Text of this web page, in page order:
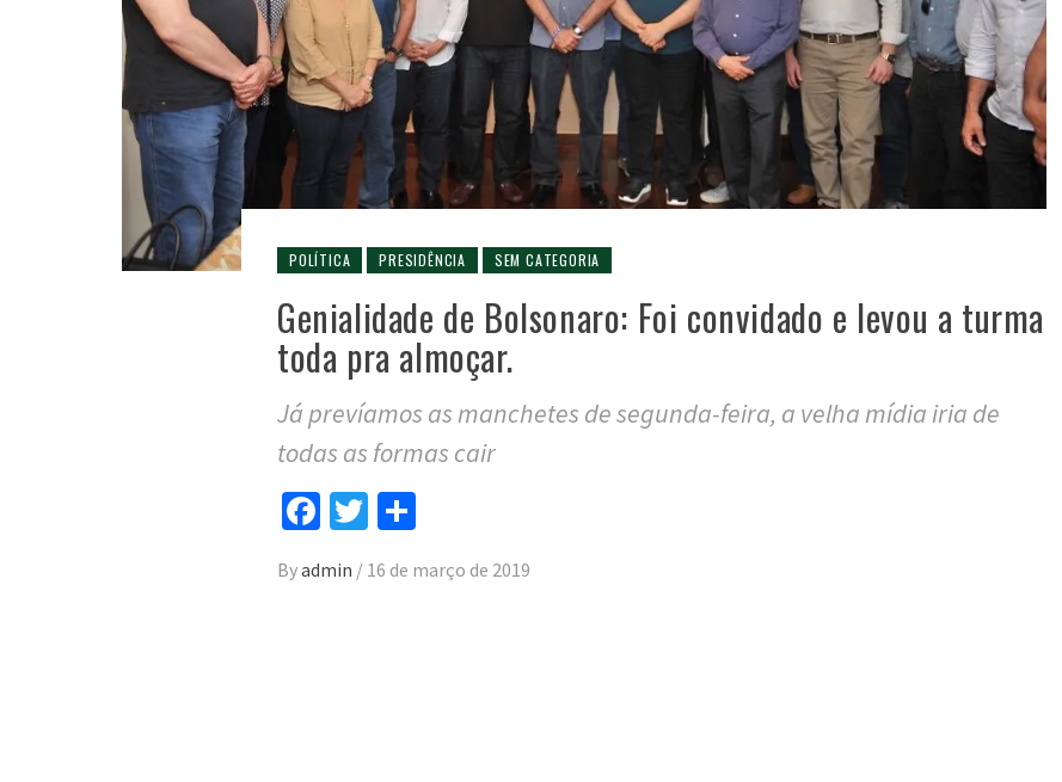
POLÍTICA PRESIDÊNCIA SEM CATEGORIA
Genialidade de Bolsonaro: Foi convidado e levou a turma
toda pra almoçar.
Já prevíamos as manchetes de segunda-feira, a velha mídia iria de
todas as formas cair
Facebook
Twitter
Byadmin / 16 de março de 2019